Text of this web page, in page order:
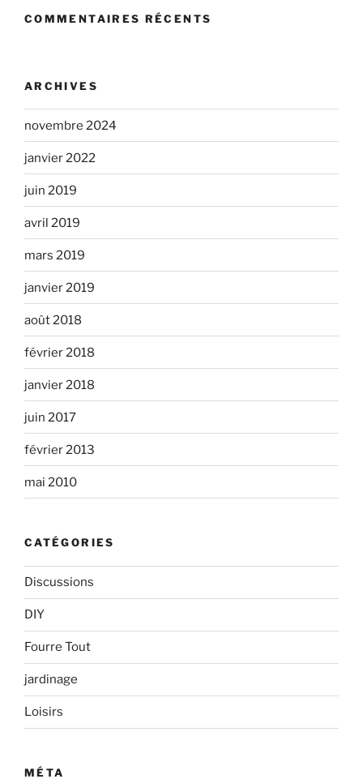
COMMENTAIRES RÉCENTS
ARCHIVES
novembre 2024
janvier 2022
juin 2019
avril 2019
mars 2019
janvier 2019
août 2018
février 2018
janvier 2018
juin 2017
février 2013
mai 2010
CATÉGORIES
Discussions
DIY
Fourre Tout
jardinage
Loisirs
MÉTA